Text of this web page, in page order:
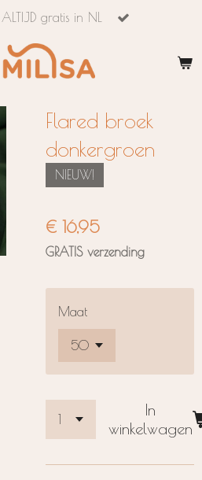
gratis in NL
Flared broek
donkergroen
NIEUW!
€ 16,95
GRATIS verzending
Maat
In
winkelwagen